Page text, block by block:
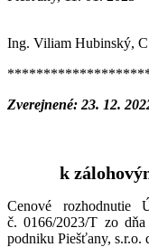
Ing. Viliam Hubinský,
Zverejnené: 23. 12.
k
Cenové rozhodnutie
č. 0166/2023/T zo
podniku Piešťany, s.r.o.